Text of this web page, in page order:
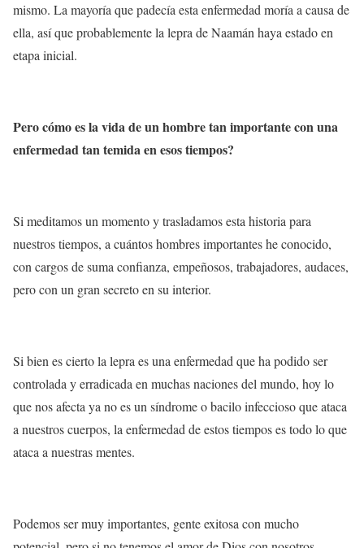
mismo. La mayoría que padecía esta enfermedad moría a causa de
ella, así que probablemente la lepra de Naamán haya estado en
etapa inicial.
Pero cómo es la vida de un hombre tan importante con una
enfermedad tan temida en esos tiempos?
Si meditamos un momento y trasladamos esta historia para
nuestros tiempos, a cuántos hombres importantes he conocido,
con cargos de suma confianza, empeñosos, trabajadores, audaces,
pero con un gran secreto en su interior.
Si bien es cierto la lepra es una enfermedad que ha podido ser
controlada y erradicada en muchas naciones del mundo, hoy lo
que nos afecta ya no es un síndrome o bacilo infeccioso que ataca
a nuestros cuerpos, la enfermedad de estos tiempos es todo lo que
ataca a nuestras mentes.
Podemos ser muy importantes, gente exitosa con mucho